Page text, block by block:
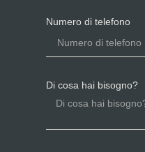
Numero di telefono
Di cosa hai bisogno?